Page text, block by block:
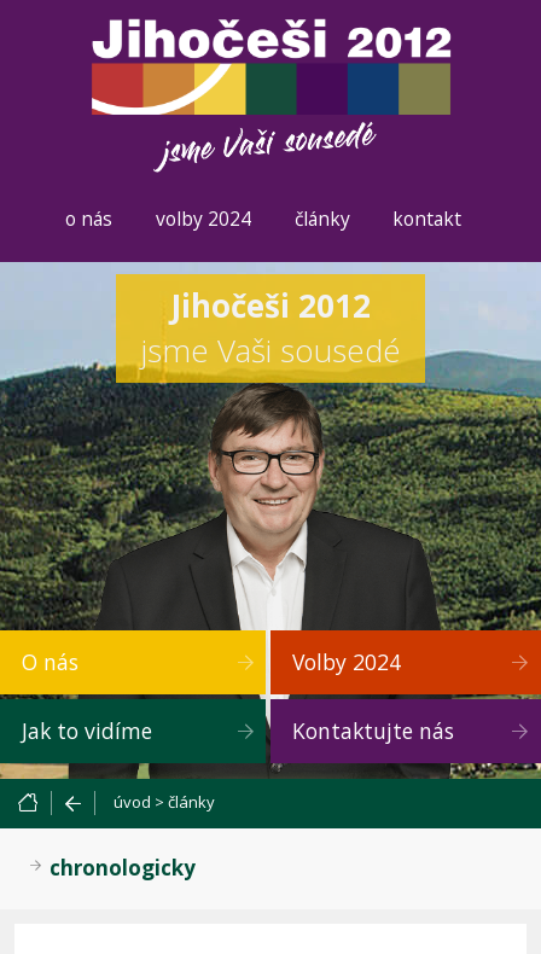
o nás volby 2024 články kontakt
Jihočeši 2012
jsme Vaši sousedé
O nás Volby 2024
Jak to vidíme Kontaktujte nás
úvod > články
chronologicky